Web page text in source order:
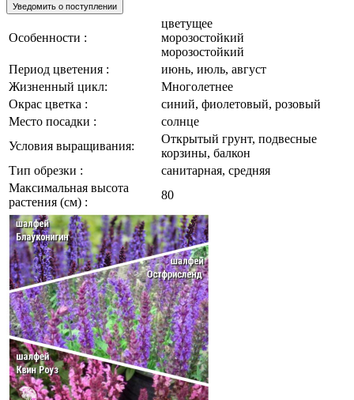
Уведомить о поступлении
Особенности :
цветущее
морозостойкий
морозостойкий
Период цветения :
июнь, июль, август
Жизненный цикл:
Многолетнее
Окрас цветка :
синий, фиолетовый, розовый
Место посадки :
солнце
Условия выращивания:
Открытый грунт, подвесные
корзины, балкон
Тип обрезки :
санитарная, средняя
Максимальная высота
растения (см) :
80